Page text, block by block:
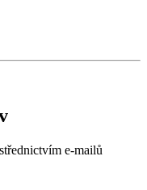
e-mailů